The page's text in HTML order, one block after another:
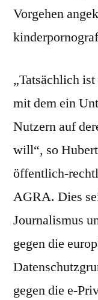
Vorgehen
„Tatsächlich
mit dem ein
Nutzern auf
will“, so
öffentlich-
AGRA. Dies
Journalismus
gegen die
gegen die e-